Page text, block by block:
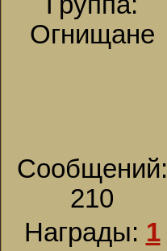
Огнищане
Сообщений:
210
Награды: 1